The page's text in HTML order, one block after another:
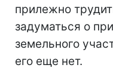
прилежно
задуматься о
земельного
его еще нет.